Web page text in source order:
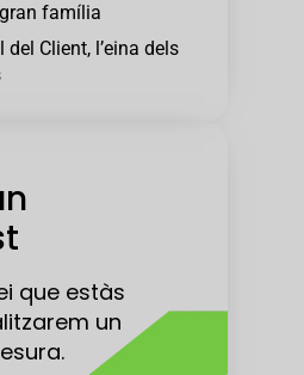
família
del Client, l’eina dels
que estàs
un